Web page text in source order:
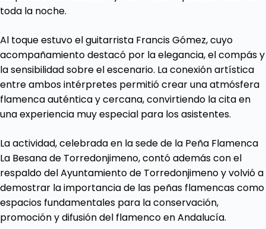
toda la noche.
Al toque estuvo el guitarrista Francis Gómez, cuyo
acompañamiento destacó por la elegancia, el compás y
la sensibilidad sobre el escenario. La conexión artística
entre ambos intérpretes permitió crear una atmósfera
flamenca auténtica y cercana, convirtiendo la cita en
una experiencia muy especial para los asistentes.
La actividad, celebrada en la sede de la Peña Flamenca
La Besana de Torredonjimeno, contó además con el
respaldo del Ayuntamiento de Torredonjimeno y volvió a
demostrar la importancia de las peñas flamencas como
espacios fundamentales para la conservación,
promoción y difusión del flamenco en Andalucía.